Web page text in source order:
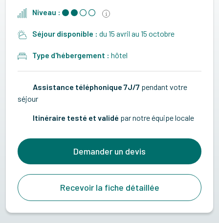
Niveau :
Séjour disponible :du 15 avril au 15 octobre
Type d'hébergement :hôtel
Assistance téléphonique 7J/7 pendant votre
séjour
Itinéraire testé et validé par notre équipe locale
Demander un devis
Recevoir la fiche détaillée